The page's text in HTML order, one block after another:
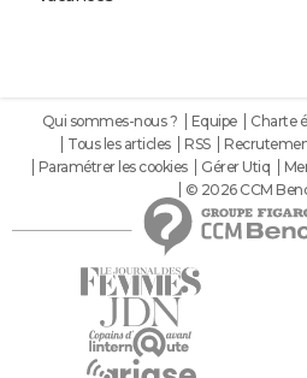
Qui sommes-nous ? Equipe Charte
Tous les articles
RSS
Paramétrer les cookies
Gérer Utiq
© 2026 CCM